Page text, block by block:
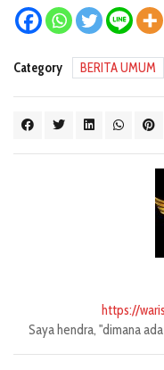
Category BERITA UMUM
https://
Saya hendra, "dimana